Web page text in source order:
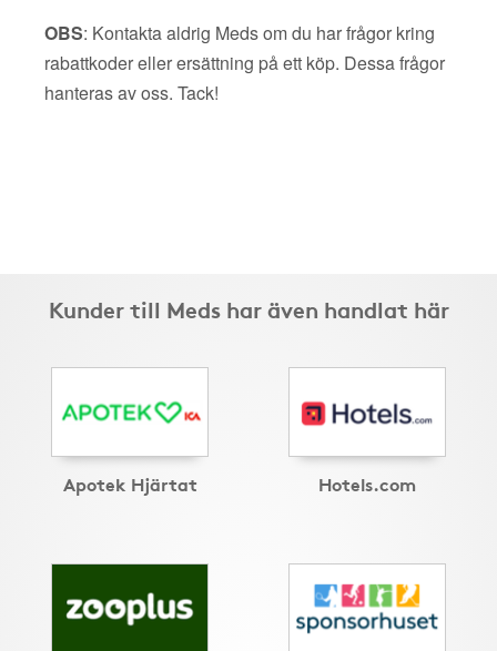
OBS: Kontakta aldrig Meds om du har frågor kring
rabattkoder eller ersättning på ett köp. Dessa frågor
hanteras av oss. Tack!
Kunder till Meds har även handlat här
Apotek Hjärtat Hotels.com